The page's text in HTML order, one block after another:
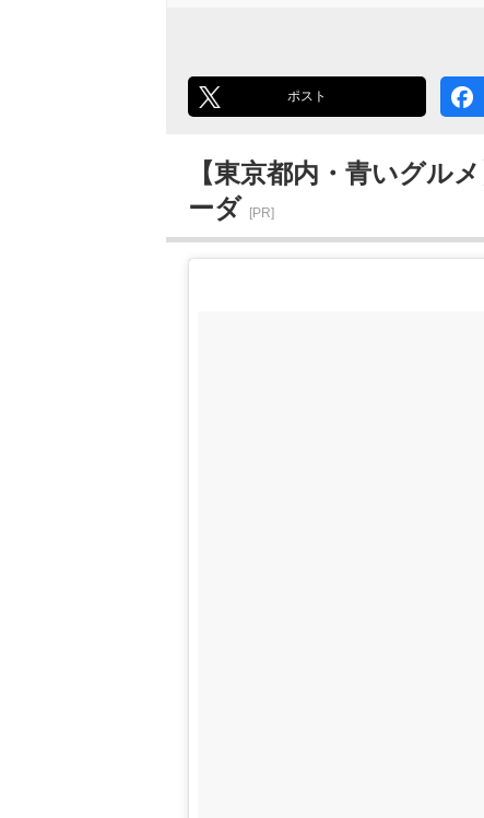
ポスト
【東京都内・青いグル
ーダ [PR]